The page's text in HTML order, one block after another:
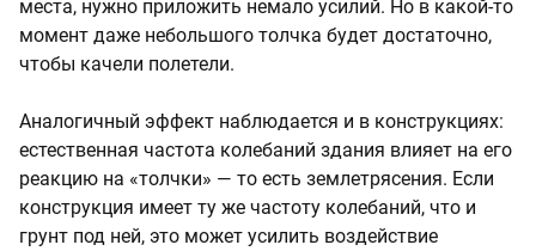
места, нужно приложить немало усилий. Но в какой-то
момент даже небольшого толчка будет достаточно,
чтобы качели полетели.
Аналогичный эффект наблюдается и в конструкциях:
естественная частота колебаний здания влияет на его
реакцию на «толчки» — то есть землетрясения. Если
конструкция имеет ту же частоту колебаний, что и
грунт под ней, это может усилить воздействие